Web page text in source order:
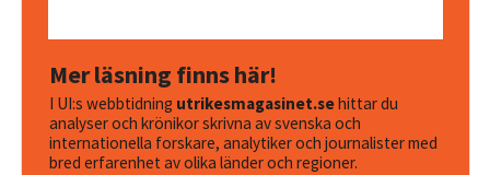
Mer läsning finns här!
I UI:s webbtidning utrikesmagasinet.sehittar du
analyser och krönikor skrivna av svenska och
internationella forskare, analytiker och journalister med
bred erfarenhet av olika länder och regioner.